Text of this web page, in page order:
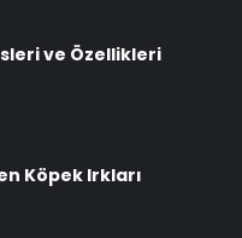
ve Özellikleri
Köpek Irkları